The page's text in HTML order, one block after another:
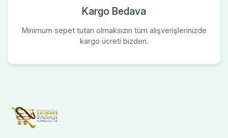
Kargo Bedava
Minimum sepet tutarı olmaksızın tüm alışverişlerinizde
kargo ücreti bizden.